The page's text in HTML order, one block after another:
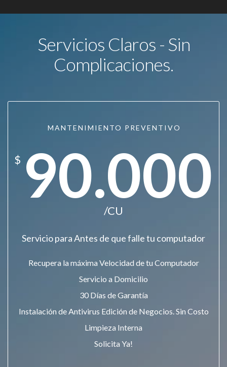
Servicios Claros - Sin
Complicaciones.
MANTENIMIENTO PREVENTIVO
$ 90.000
/CU
Servicio para Antes de que falle tu computador
Recupera la máxima Velocidad de tu Computador
Servicio a Domicilio
30 Días de Garantía
Instalación de Antivirus Edición de Negocios. Sin Costo
Limpieza Interna
Solicita Ya!